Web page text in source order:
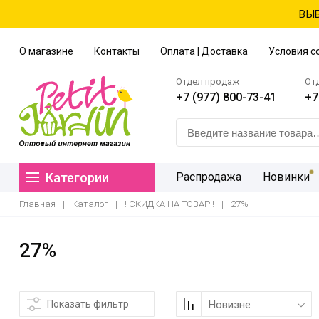
О магазине Контакты Оплата | Доставка Условия
Отдел продаж
+7 (977) 800-73-41
Категории Распродажа Новинки
Главная | Каталог | ! СКИДКА НА ТОВАР ! | 27%
27%
Показать фильтр Новизне